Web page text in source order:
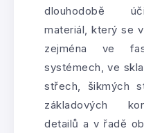
dlouhodobě
materiál, který se
zejména ve
systémech, ve
střech, šikmých
základových
detailů a v řadě